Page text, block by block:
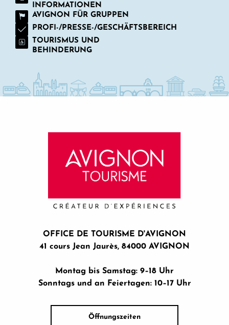
INFORMATIONEN
AVIGNON FÜR GRUPPEN
PROFI-/PRESSE-/GESCHÄFTSBEREICH
TOURISMUS UND
BEHINDERUNG
OFFICE DE TOURISME D'AVIGNON
41 cours Jean Jaurès, 84000 AVIGNON
Montag bis Samstag: 9–18 Uhr
Sonntags und an Feiertagen: 10–17 Uhr
Öffnungszeiten